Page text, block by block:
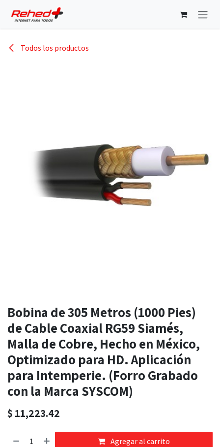
Todos los productos
Bobina de 305 Metros (1000 Pies)
de Cable Coaxial RG59 Siamés,
Malla de Cobre, Hecho en México,
Optimizado para HD. Aplicación
para Intemperie. (Forro Grabado
con la Marca SYSCOM)
$ 11,223.42
Agregar al carrito